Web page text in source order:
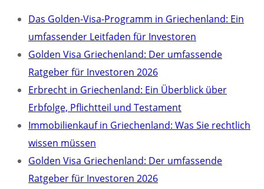
Das Golden-Visa-Programm in Griechenland: Ein
umfassender Leitfaden für Investoren
Golden Visa Griechenland: Der umfassende
Ratgeber für Investoren 2026
Erbrecht in Griechenland: Ein Überblick über
Erbfolge, Pflichtteil und Testament
Immobilienkauf in Griechenland: Was Sie rechtlich
wissen müssen
Golden Visa Griechenland: Der umfassende
Ratgeber für Investoren 2026